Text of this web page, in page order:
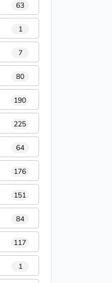
63
1
7
80
190
225
64
176
151
84
117
1